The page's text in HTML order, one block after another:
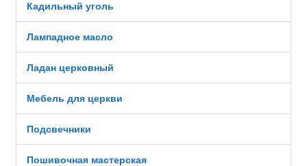
Кадильный уголь
Лампадное масло
Ладан церковный
Мебель для церкви
Подсвечники
Пошивочная мастерская